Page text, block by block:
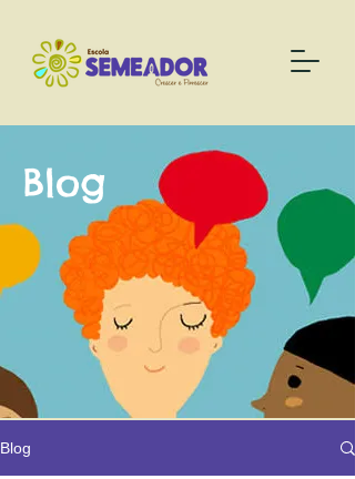
Blog
Blog